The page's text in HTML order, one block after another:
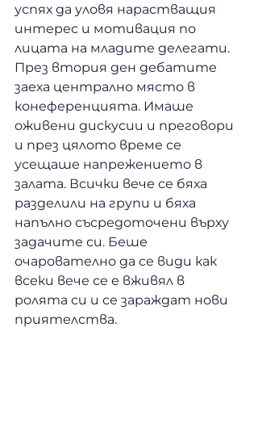
успях да уловя нарастващия
интерес и мотивация по
лицата на младите делегати.
През втория ден дебатите
заеха централно място в
конеференцията. Имаше
оживени дискусии и преговори
и през цялото време се
усещаше напрежението в
залата. Всички вече се бяха
разделили на групи и бяха
напълно съсредоточени върху
задачите си. Беше
очарователно да се види как
всеки вече се е вживял в
ролята си и се зараждат нови
приятелства.